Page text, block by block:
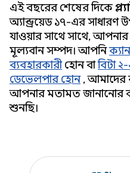
এই বছরের শেষের দিকে
অ্যান্ড্রয়েড ১৭-এর সাধারণ
যাওয়ার সাথে সাথে,
মূল্যবান সম্পদ। আপনি
ব্যবহারকারীহোন বাবিটা
ডেভেলপার হোন, আমাদের
আপনার মতামত জানানোর
শুনছি।